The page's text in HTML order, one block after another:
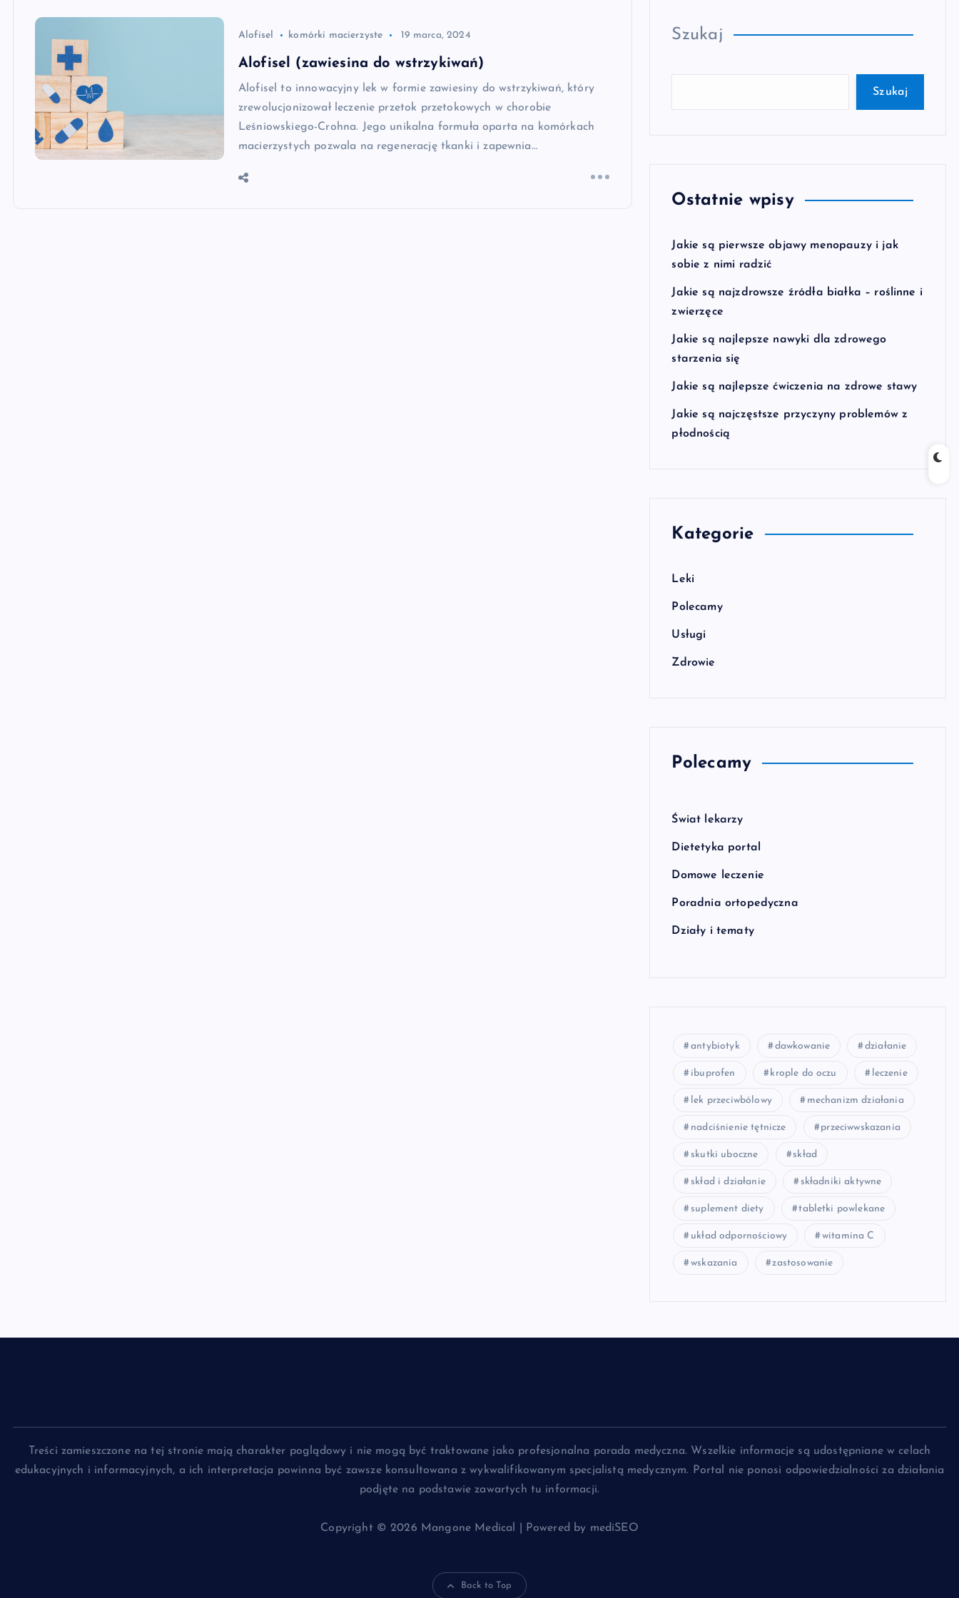
Alofisel komórki macierzyste 19 marca, 2024
Alofisel (zawiesina do wstrzykiwań)
Alofisel to innowacyjny lek w formie zawiesiny do wstrzykiwań, który
zrewolucjonizował leczenie przetok przetokowych w chorobie
Leśniowskiego-Crohna. Jego unikalna formuła oparta na komórkach
macierzystych pozwala na regenerację tkanki i zapewnia…
Szukaj
Szukaj
Ostatnie wpisy
Jakie są pierwsze objawy menopauzy i jak
sobie z nimi radzić
Jakie są najzdrowsze źródła białka – roślinne i
zwierzęce
Jakie są najlepsze nawyki dla zdrowego
starzenia się
Jakie są najlepsze ćwiczenia na zdrowe stawy
Jakie są najczęstsze przyczyny problemów z
płodnością
Kategorie
Leki
Polecamy
Usługi
Zdrowie
Polecamy
Świat lekarzy
Dietetyka portal
Domowe leczenie
Poradnia ortopedyczna
Działy i tematy
antybiotyk dawkowanie działanie
ibuprofen krople do oczu leczenie
lek przeciwbólowy mechanizm działania
nadciśnienie tętnicze przeciwwskazania
skutki uboczne skład
skład i działanie składniki aktywne
suplement diety tabletki powlekane
układ odpornościowy witamina C
wskazania zastosowanie
Treści zamieszczone na tej stronie mają charakter poglądowy i nie mogą być traktowane jako profesjonalna porada medyczna. Wszelkie informacje są udostępniane w celach
edukacyjnych i informacyjnych, a ich interpretacja powinna być zawsze konsultowana z wykwalifikowanym specjalistą medycznym. Portal nie ponosi odpowiedzialności za działania
podjęte na podstawie zawartych tu informacji.
Copyright © 2026 Mangone Medical | Powered by mediSEO
Back to Top